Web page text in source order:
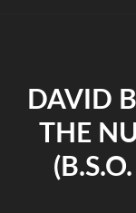
DAVID
THE